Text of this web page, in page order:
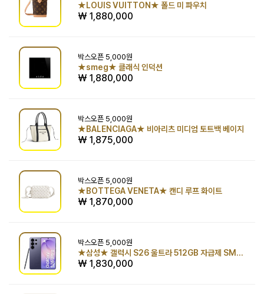
★LOUIS VUITTON★ 폴드 미 파우치
₩ 1,880,000
박스오픈 5,000원
★smeg★ 클래식 인덕션
₩ 1,880,000
박스오픈 5,000원
★BALENCIAGA★ 비아리츠 미디엄 토트백 베이지
₩ 1,875,000
박스오픈 5,000원
★BOTTEGA VENETA★ 캔디 루프 화이트
₩ 1,870,000
박스오픈 5,000원
★삼성★ 갤럭시 S26 울트라 512GB 자급제 SM-S948N
₩ 1,830,000